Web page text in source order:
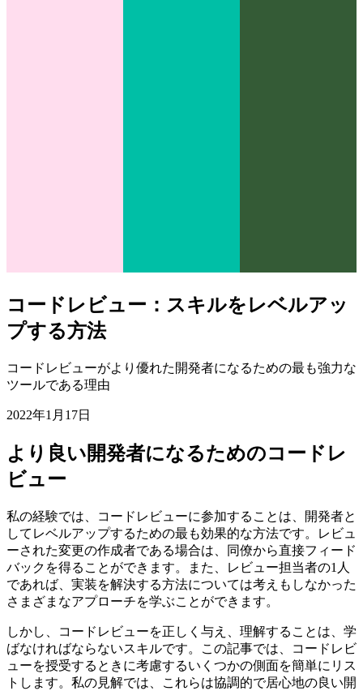
コードレビュー：スキルをレベルアッ
プする方法
コードレビューがより優れた開発者になるための最も強力な
2022年1月17日
より良い開発者になるためのコードレ
ビュー
私の経験では、コードレビューに参加することは、開発者と
してレベルアップするための最も効果的な方法です。レビュ
ーされた変更の作成者である場合は、同僚から直接フィード
であれば、実装を解決する方法については考えもしなかった
さまざまなアプローチを学ぶことができます。
しかし、コードレビューを正しく与え、理解することは、学